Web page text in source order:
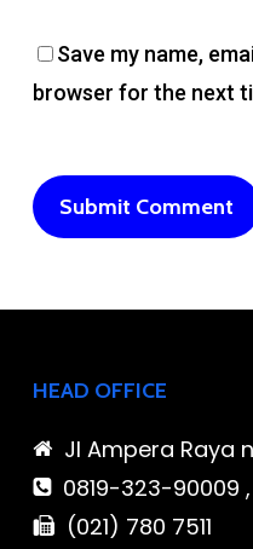
Save my name,
browser for the next
HEAD OFFICE
Jl Ampera Raya
0819-323-90009
(021) 780 7511